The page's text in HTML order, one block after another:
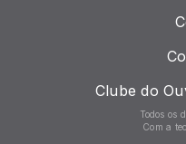
Clube do
Todos os
Com a